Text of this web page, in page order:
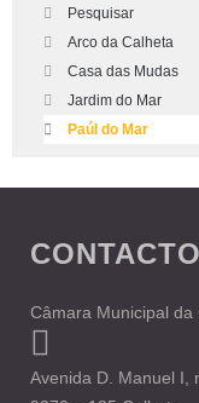
Pesquisar
Arco da Calheta
Casa das Mudas
Jardim do Mar
Paúl do Mar
Câmara Municipal da
Avenida D. Manuel I,